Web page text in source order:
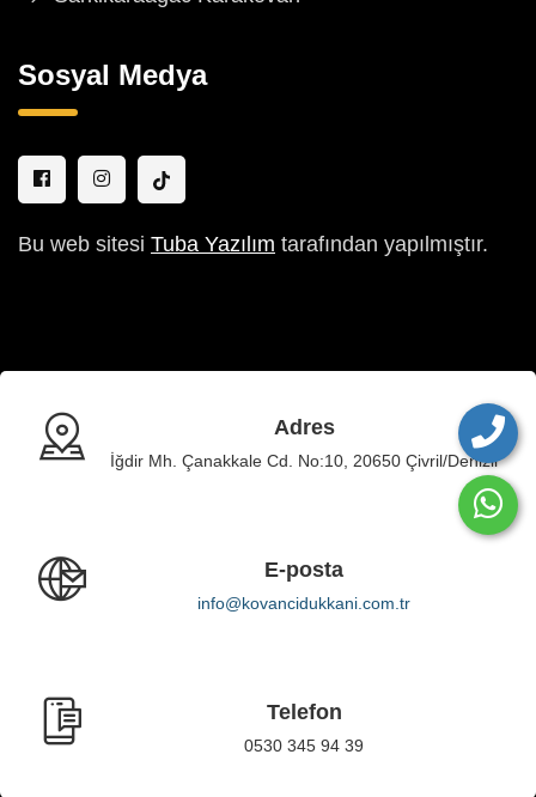
Sosyal Medya
Bu web sitesi Tuba Yazılım tarafından yapılmıştır.
Adres
İğdir Mh. Çanakkale Cd. No:10, 20650 Çivril/Denizli
E-posta
info@kovancidukkani.com.tr
Telefon
0530 345 94 39